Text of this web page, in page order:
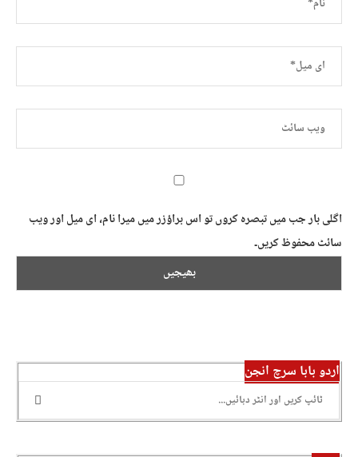
اگلی بار جب میں تبصرہ کروں تو اس براؤزر میں میرا نام، ای میل اور ویب
سائٹ محفوظ کریں۔
اردو بابا سرچ انجن